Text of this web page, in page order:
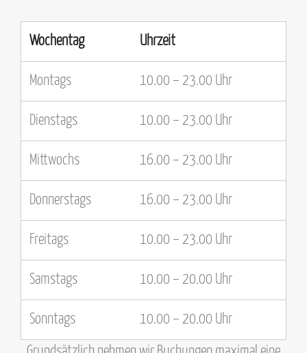
Wochentag Uhrzeit
Wochentag Uhrzeit
Montags 10.00 – 23.00 Uhr
Dienstags 10.00 – 23.00 Uhr
Mittwochs 16.00 – 23.00 Uhr
Donnerstags 16.00 – 23.00 Uhr
Freitags 10.00 – 23.00 Uhr
Samstags 10.00 – 20.00 Uhr
Sonntags 10.00 – 20.00 Uhr